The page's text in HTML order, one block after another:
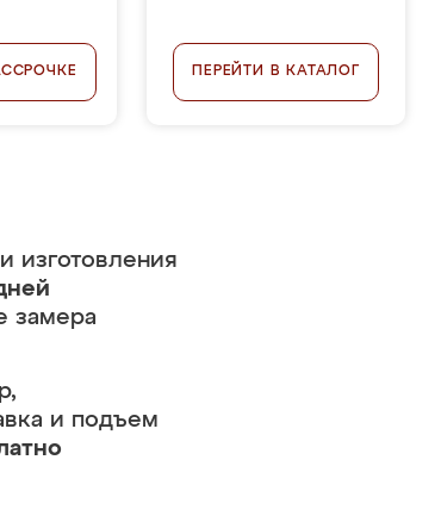
ПЕРЕЙТИ В КАТАЛОГ
изготовления
замера
и подъем